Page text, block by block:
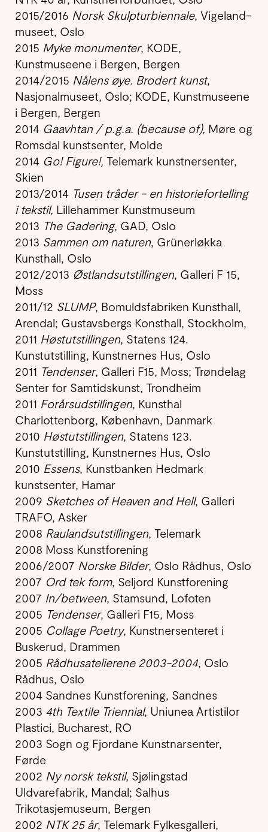
2015/2016 Norsk Skulpturbiennale, Vigeland-
museet, Oslo
2015 Myke monumenter, KODE,
Kunstmuseene i Bergen, Bergen
2014/2015 Nålens øye. Brodert kunst,
Nasjonalmuseet, Oslo; KODE, Kunstmuseene
i Bergen, Bergen
2014 Gaavhtan / p.g.a. (because of), Møre og
Romsdal kunstsenter, Molde
2014 Go! Figure!, Telemark kunstnersenter,
Skien
2013/2014 Tusen tråder - en historiefortelling
i tekstil, Lillehammer Kunstmuseum
2013 The Gadering, GAD, Oslo
2013 Sammen om naturen, Grünerløkka
Kunsthall, Oslo
2012/2013 Østlandsutstillingen, Galleri F 15,
Moss
2011/12 SLUMP, Bomuldsfabriken Kunsthall,
Arendal; Gustavsbergs Konsthall, Stockholm,
2011 Høstutstillingen, Statens 124.
Kunstutstilling, Kunstnernes Hus, Oslo
2011 Tendenser, Galleri F15, Moss; Trøndelag
Senter for Samtidskunst, Trondheim
2011 Forårsudstillingen, Kunsthal
Charlottenborg, København, Danmark
2010 Høstutstillingen, Statens 123.
Kunstutstilling, Kunstnernes Hus, Oslo
2010 Essens, Kunstbanken Hedmark
kunstsenter, Hamar
2009 Sketches of Heaven and Hell, Galleri
TRAFO, Asker
2008 Raulandsutstillingen, Telemark
2008 Moss Kunstforening
2006/2007 Norske Bilder, Oslo Rådhus, Oslo
2007 Ord tek form, Seljord Kunstforening
2007 In/between, Stamsund, Lofoten
2005 Tendenser, Galleri F15, Moss
2005 Collage Poetry, Kunstnersenteret i
Buskerud, Drammen
2005 Rådhusatelierene 2003-2004, Oslo
Rådhus, Oslo
2004 Sandnes Kunstforening, Sandnes
2003 4th Textile Triennial, Uniunea Artistilor
Plastici, Bucharest, RO
2003 Sogn og Fjordane Kunstnarsenter,
Førde
2002 Ny norsk tekstil, Sjølingstad
Uldvarefabrik, Mandal; Salhus
Trikotasjemuseum, Bergen
2002 NTK 25 år, Telemark Fylkesgalleri,